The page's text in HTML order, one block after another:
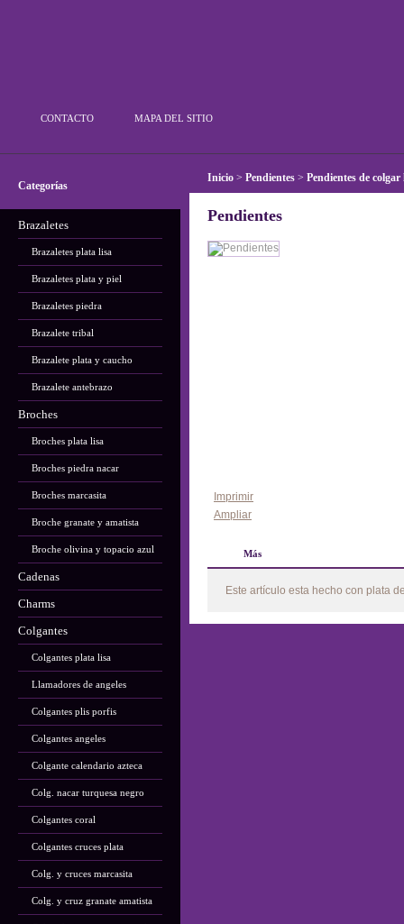
CONTACTO MAPA DEL SITIO
Categorías
Brazaletes
Brazaletes plata lisa
Brazaletes plata y piel
Brazaletes piedra
Brazalete tribal
Brazalete plata y caucho
Brazalete antebrazo
Broches
Broches plata lisa
Broches piedra nacar
Broches marcasita
Broche granate y amatista
Broche olivina y topacio azul
Cadenas
Charms
Colgantes
Colgantes plata lisa
Llamadores de angeles
Colgantes plis porfis
Colgantes angeles
Colgante calendario azteca
Colg. nacar turquesa negro
Colgantes coral
Colgantes cruces plata
Colg. y cruces marcasita
Colg. y cruz granate amatista
Inicio > Pendientes > Pendientes de colgar
Pendientes
Imprimir
Ampliar
Más
Este artículo esta hecho con plata